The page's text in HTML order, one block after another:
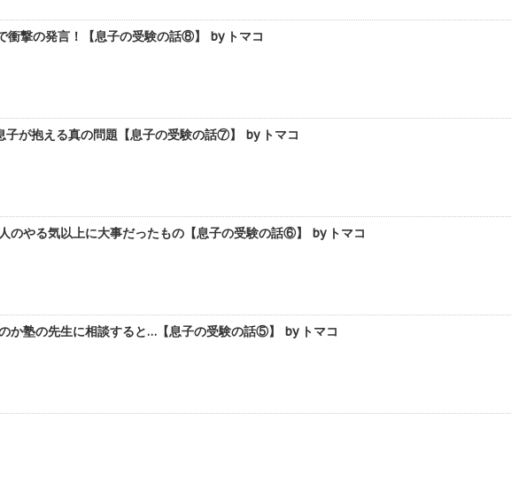
衝撃の発言！【息子の受験の話⑧】 by トマコ
が抱える真の問題【息子の受験の話⑦】 by トマコ
のやる気以上に大事だったもの【息子の受験の話⑥】 by トマコ
か塾の先生に相談すると…【息子の受験の話⑤】 by トマコ